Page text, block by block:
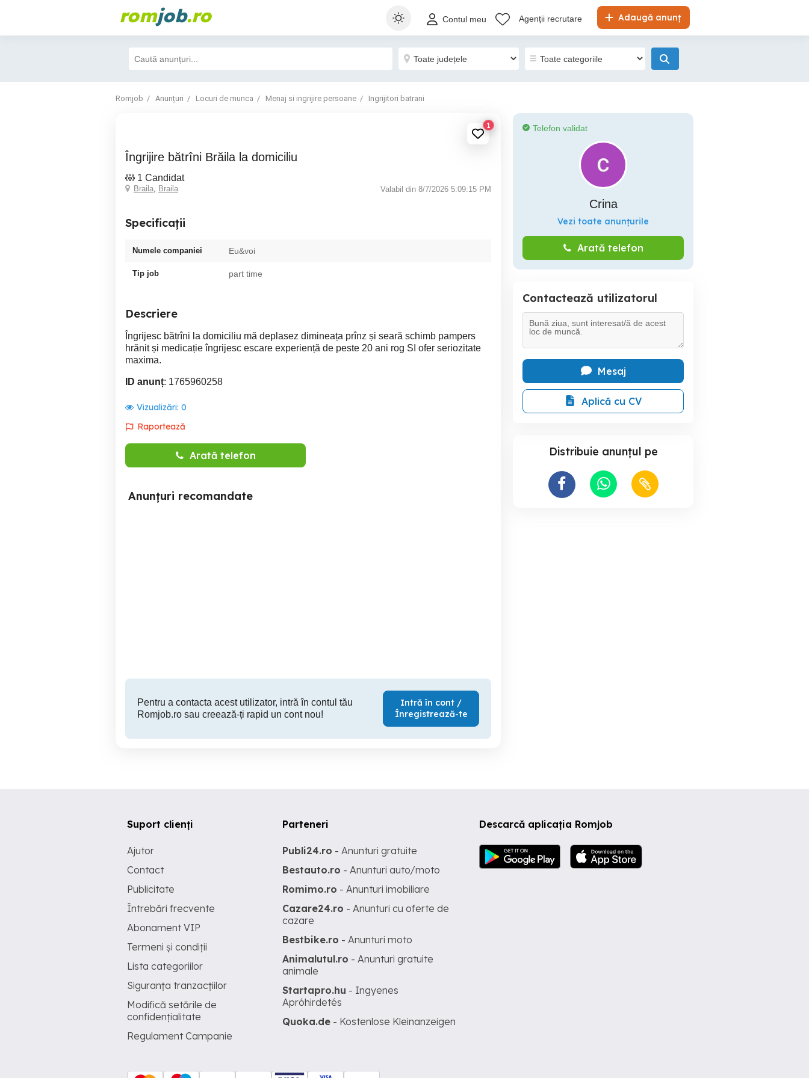
romjob.ro Adaugă anunț
Contul meu Agenții recrutare
Romjob Anunțuri Locuri de munca Menaj si ingrijire persoane Ingrijitori batrani
1
Îngrijire bătrîni Brăila la domiciliu
1 Candidat
Braila, Braila Valabil din 8/7/2026 5:09:15 PM
Specificații
Numele companiei Eu&voi
Tip job part time
Descriere
Îngrijesc bătrîni la domiciliu mă deplasez dimineața prînz și seară schimb pampers
hrănit și medicație îngrijesc escare experiență de peste 20 ani rog SI ofer seriozitate
maxima.
ID anunț: 1765960258
Vizualizări: 0
Raportează
Arată telefon
Anunțuri recomandate
Pentru a contacta acest utilizator, intră în contul tău
Romjob.ro sau creează-ți rapid un cont nou!
Intră în cont /
Înregistrează-te
Telefon validat
Crina
Vezi toate anunțurile
Arată telefon
Contactează utilizatorul
Mesaj
Aplică cu CV
Distribuie anunțul pe
Descarcă aplicația Romjob
Suport clienți
Ajutor
Contact
Publicitate
Întrebări frecvente
Abonament VIP
Termeni și condiții
Lista categoriilor
Siguranța tranzacțiilor
Modifică setările de
confidențialitate
Regulament Campanie
Parteneri
Publi24.ro - Anunturi gratuite
Bestauto.ro - Anunturi auto/moto
Romimo.ro - Anunturi imobiliare
Cazare24.ro - Anunturi cu oferte de
cazare
Bestbike.ro - Anunturi moto
Animalutul.ro - Anunturi gratuite
animale
Startapro.hu - Ingyenes
Apróhirdetés
Quoka.de - Kostenlose Kleinanzeigen